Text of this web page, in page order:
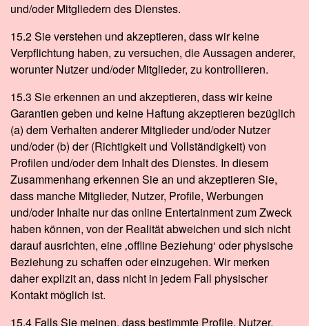
und/oder Mitgliedern des Dienstes.
15.2 Sie verstehen und akzeptieren, dass wir keine
Verpflichtung haben, zu versuchen, die Aussagen anderer,
worunter Nutzer und/oder Mitglieder, zu kontrollieren.
15.3 Sie erkennen an und akzeptieren, dass wir keine
Garantien geben und keine Haftung akzeptieren bezüglich
(a) dem Verhalten anderer Mitglieder und/oder Nutzer
und/oder (b) der (Richtigkeit und Vollständigkeit) von
Profilen und/oder dem Inhalt des Dienstes. In diesem
Zusammenhang erkennen Sie an und akzeptieren Sie,
dass manche Mitglieder, Nutzer, Profile, Werbungen
und/oder Inhalte nur das online Entertainment zum Zweck
haben können, von der Realität abweichen und sich nicht
darauf ausrichten, eine ‚offline Beziehung‘ oder physische
Beziehung zu schaffen oder einzugehen. Wir merken
daher explizit an, dass nicht in jedem Fall physischer
Kontakt möglich ist.
15.4 Falls Sie meinen, dass bestimmte Profile, Nutzer,